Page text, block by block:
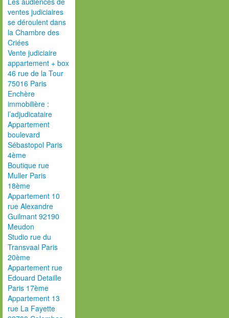
ventes judiciaires
se déroulent dans
la Chambre des
Criées
Vente judiciaire
appartement + box
46 rue de la Tour
75016 Paris
Enchère
immobilière :
l’adjudicataire
Appartement
boulevard
Sébastopol Paris
4ème
Boutique rue
Muller Paris
18ème
Appartement 10
rue Alexandre
Guilmant 92190
Meudon
Studio rue du
Transvaal Paris
20ème
Appartement rue
Edouard Detaille
Paris 17ème
Appartement 13
rue La Fayette